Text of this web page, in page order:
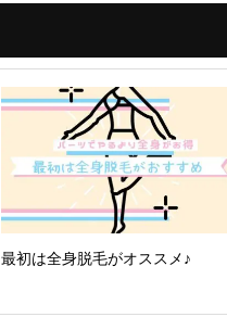
最初は全身脱毛がオススメ♪